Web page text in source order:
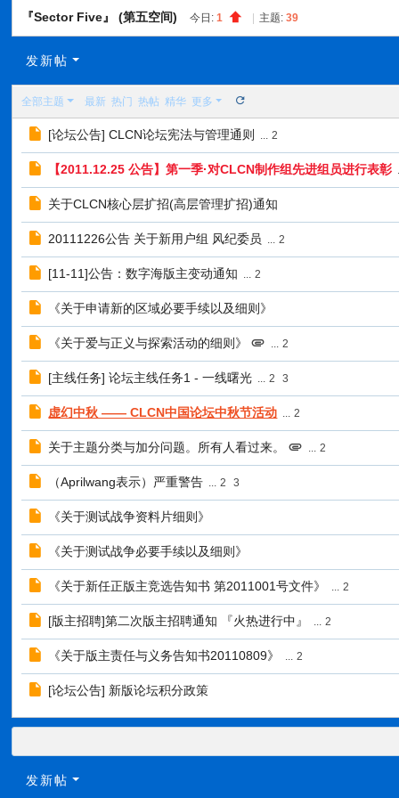
L
N
『Sector Five』 (第五空间) 今日:1 主题:39
发新帖
全部主题 最新 热门 热帖 精华 更多
[论坛公告] CLCN论坛宪法与管理通则 ... 2
【2011.12.25 公告】第一季·对CLCN制作组先进组员进行表彰
关于CLCN核心层扩招(高层管理扩招)通知
20111226公告 关于新用户组 风纪委员 ... 2
[11-11]公告：数字海版主变动通知 ... 2
《关于申请新的区域必要手续以及细则》
《关于爱与正义与探索活动的细则》 ... 2
[主线任务] 论坛主线任务1 - 一线曙光 ... 2 3
虚幻中秋 —— CLCN中国论坛中秋节活动 ... 2
关于主题分类与加分问题。所有人看过来。 ... 2
（Aprilwang表示）严重警告 ... 2 3
《关于测试战争资料片细则》
《关于测试战争必要手续以及细则》
《关于新任正版主竞选告知书 第2011001号文件》 ... 2
[版主招聘]第二次版主招聘通知 『火热进行中』 ... 2
《关于版主责任与义务告知书20110809》 ... 2
[论坛公告] 新版论坛积分政策
发新帖